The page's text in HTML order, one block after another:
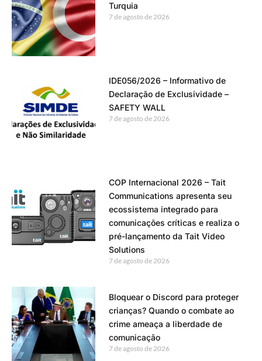
Turquia
7 de agosto de 2026
IDE056/2026 – Informativo de
Declaração de Exclusividade –
SAFETY WALL
7 de agosto de 2026
COP Internacional 2026 – Tait
Communications apresenta seu
ecossistema integrado para
comunicações críticas e realiza o
pré-lançamento da Tait Video
Solutions
7 de agosto de 2026
Bloquear o Discord para proteger
crianças? Quando o combate ao
crime ameaça a liberdade de
comunicação
7 de agosto de 2026